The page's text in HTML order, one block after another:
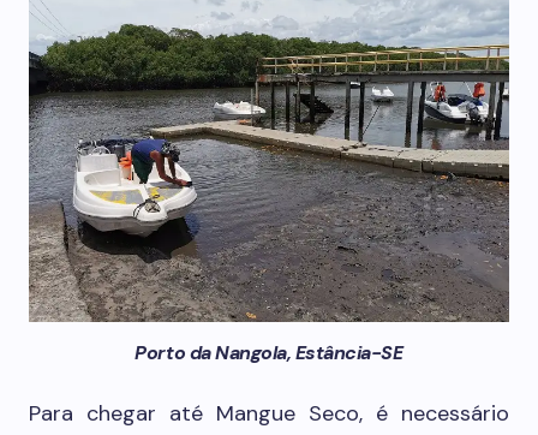
Porto da Nangola, Estância-SE
Para chegar até Mangue Seco, é necessário